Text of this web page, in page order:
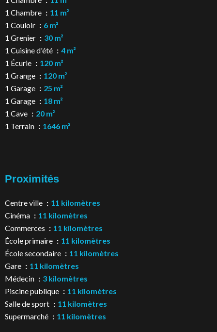
1 Chambre
11 m²
1 Couloir
6 m²
1 Grenier
30 m²
1 Cuisine d'été
4 m²
1 Écurie
120 m²
1 Grange
120 m²
1 Garage
25 m²
1 Garage
18 m²
1 Cave
20 m²
1 Terrain
1646 m²
Proximités
Centre ville
11 kilomètres
Cinéma
11 kilomètres
Commerces
11 kilomètres
École primaire
11 kilomètres
École secondaire
11 kilomètres
Gare
11 kilomètres
Médecin
3 kilomètres
Piscine publique
11 kilomètres
Salle de sport
11 kilomètres
Supermarché
11 kilomètres